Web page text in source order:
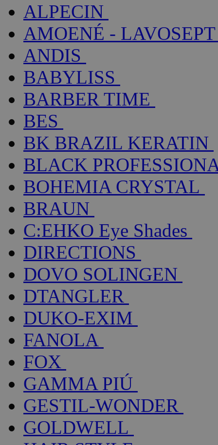
ALPECIN
AMOENÉ - LAVOSEPT
ANDIS
BABYLISS
BARBER TIME
BES
BK BRAZIL KERATIN
BLACK
BOHEMIA CRYSTAL
BRAUN
C:EHKO Eye Shades
DIRECTIONS
DOVO SOLINGEN
DTANGLER
DUKO-EXIM
FANOLA
FOX
GAMMA PIÚ
GESTIL-WONDER
GOLDWELL